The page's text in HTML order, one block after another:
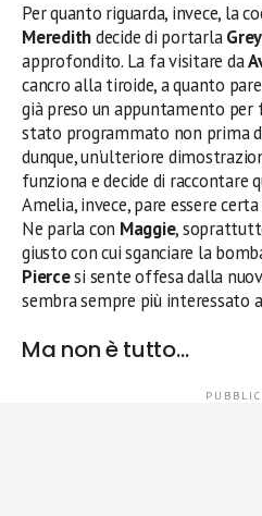
Per quanto riguarda, invece, la
Meredithdecide di portarla
approfondito. La fa visitare da
cancro alla tiroide, a quanto
già preso un appuntamento
stato programmato non prima
dunque, un’ulteriore
funziona e decide di raccontare
Amelia, invece, pare essere
Ne parla con Maggie,
giusto con cui sganciare la
Piercesi sente offesa dalla
sembra sempre più interessato
Ma non è tutto…